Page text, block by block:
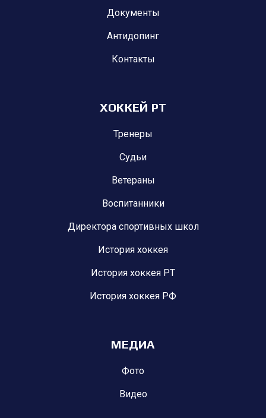
Документы
Антидопинг
Контакты
ХОККЕЙ РТ
Тренеры
Судьи
Ветераны
Воспитанники
Директора спортивных школ
История хоккея
История хоккея РТ
История хоккея РФ
МЕДИА
Фото
Видео